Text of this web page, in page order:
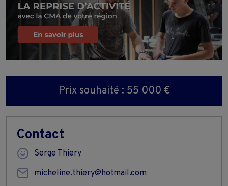
Prix souhaité : 55 000 €
Contact
Serge Thiery
micheline.thiery@hotmail.com